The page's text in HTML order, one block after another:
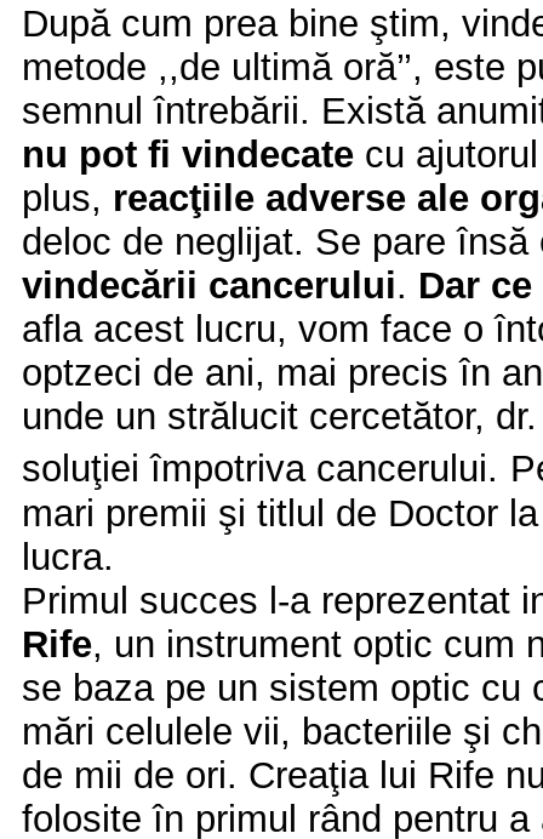
După cum prea bine ştim,
metode ,,de ultimă oră’’, este
semnul întrebării. Există
nu pot fi vindecate cu
plus, reacţiile adverse ale
deloc de neglijat. Se pare
vindecării cancerului. Dar
afla acest lucru, vom face o
optzeci de ani, mai precis în
unde un strălucit cercetător,
soluţiei împotriva cancerului.
mari premii şi titlul de Doctor
lucra.
Primul succes l-a reprezentat
Rife, un instrument optic cum
se baza pe un sistem optic cu
mări celulele vii, bacteriile şi
de mii de ori. Creaţia lui Rife
folosite în primul rând pentru